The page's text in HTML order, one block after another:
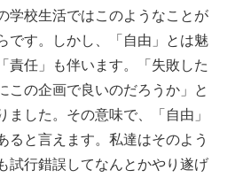
学校生活ではこのようなことが
です。しかし、「自由」とは魅
責任」も伴います。「失敗した
この企画で良いのだろうか」と
ました。その意味で、「自由」
ると言えます。私達はそのよう
試行錯誤してなんとかやり遂げ